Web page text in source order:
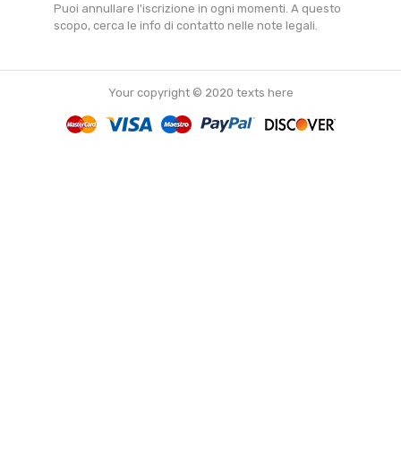
Puoi annullare l'iscrizione in ogni momenti. A questo
scopo, cerca le info di contatto nelle note legali.
Your copyright © 2020 texts here